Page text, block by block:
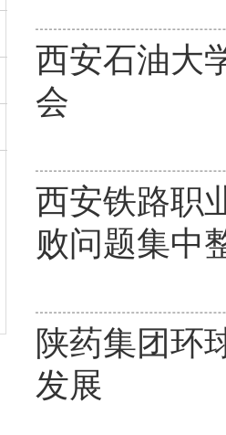
西安石油大
会
西安铁路职
败问题集中
陕药集团环
发展